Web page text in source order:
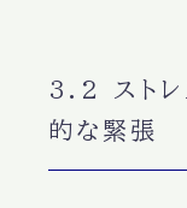
3.2 ストレ
的な緊張